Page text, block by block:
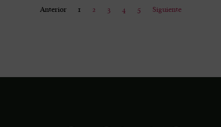
Anterior 1 2 3 4 5 Siguiente